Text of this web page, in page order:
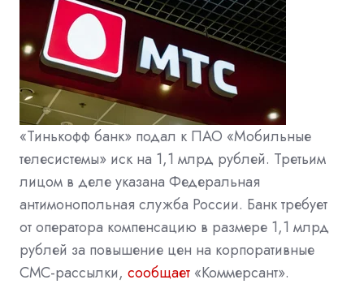
«Тинькофф банк» подал к ПАО «Мобильные
телесистемы» иск на 1,1 млрд рублей. Третьим
лицом в деле указана Федеральная
антимонопольная служба России. Банк требует
от оператора компенсацию в размере 1,1 млрд
рублей за повышение цен на корпоративные
СМС-рассылки, сообщает «Коммерсант».